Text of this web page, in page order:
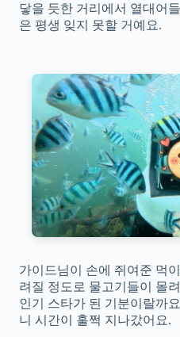
닿을 듯한 거리에서 열대어
은 평생 잊지 못할 거예요.
가이드님이 손에 쥐여준 먹
려질 정도로 물고기들이 몰
인기 스타가 된 기분이랄까
니 시간이 훌쩍 지나갔어요.